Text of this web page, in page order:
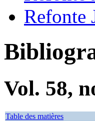
Refonte
Vol. 58,
Table des matières